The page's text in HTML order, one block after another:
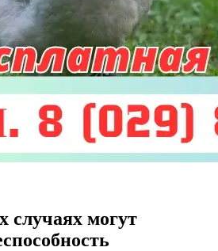
случаях могут